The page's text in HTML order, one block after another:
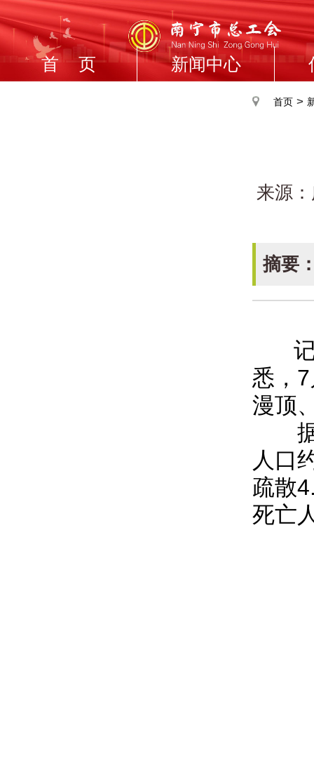
首 页 新闻中心
首页 >
来源
摘要
记
悉，
漫顶
据
人口
疏散
死亡